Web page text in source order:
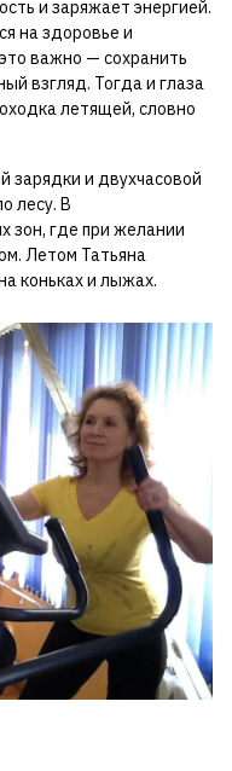
и заряжает энергией.
на здоровье и
важно — сохранить
взгляд. Тогда и глаза
летящей, словно
зарядки и двухчасовой
лесу. В
зон, где при желании
Летом Татьяна
коньках и лыжах.